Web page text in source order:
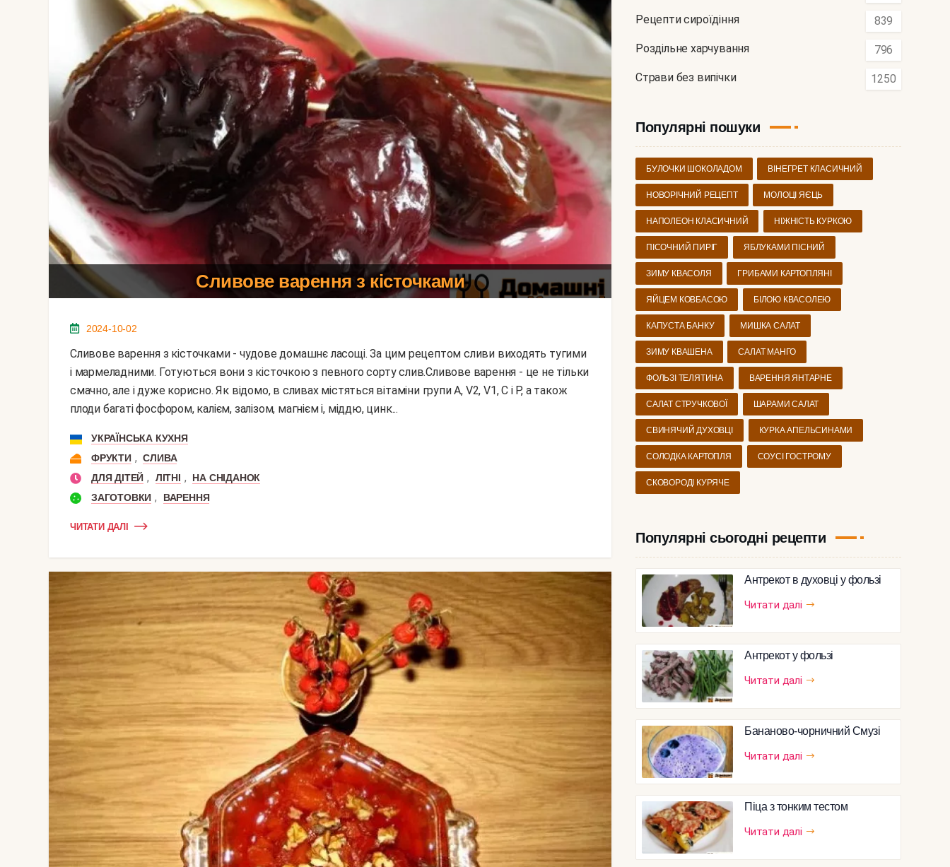
Сливове варення з кісточками
2024-10-02
Сливове варення з кісточками - чудове домашнє ласощі. За цим рецептом сливи виходять тугими
і мармеладними. Готуються вони з кісточкою з певного сорту слив.Сливове варення - це не тільки
смачно, але і дуже корисно. Як відомо, в сливах містяться вітаміни групи А, V2, V1, С і Р, а також
плоди багаті фосфором, калієм, залізом, магнієм і, міддю, цинк...
УКРАЇНСЬКА КУХНЯ
ФРУКТИ , СЛИВА
ДЛЯ ДІТЕЙ , ЛІТНІ ,
НА СНІДАНОК
ЗАГОТОВКИ , ВАРЕННЯ
ЧИТАТИ ДАЛІ
Рецепти сироїдіння 839
Роздільне харчування 796
Страви без випічки 1250
Популярні пошуки
БУЛОЧКИ ШОКОЛАДОМ ВІНЕГРЕТ КЛАСИЧНИЙ
НОВОРІЧНИЙ РЕЦЕПТ МОЛОЦІ ЯЄЦЬ
НАПОЛЕОН КЛАСИЧНИЙ НІЖНІСТЬ КУРКОЮ
ПІСОЧНИЙ ПИРІГ ЯБЛУКАМИ ПІСНИЙ
ЗИМУ КВАСОЛЯ ГРИБАМИ КАРТОПЛЯНІ
ЯЙЦЕМ КОВБАСОЮ БІЛОЮ КВАСОЛЕЮ
КАПУСТА БАНКУ МИШКА САЛАТ
ЗИМУ КВАШЕНА САЛАТ МАНГО
ФОЛЬЗІ ТЕЛЯТИНА ВАРЕННЯ ЯНТАРНЕ
САЛАТ СТРУЧКОВОЇ ШАРАМИ САЛАТ
СВИНЯЧИЙ ДУХОВЦІ КУРКА АПЕЛЬСИНАМИ
СОЛОДКА КАРТОПЛЯ СОУСІ ГОСТРОМУ
СКОВОРОДІ КУРЯЧЕ
Популярні сьогодні рецепти
Антрекот в духовці у фользі
Читати далі
Антрекот у фользі
Читати далі
Бананово-чорничний Смузі
Читати далі
Піца з тонким тестом
Читати далі